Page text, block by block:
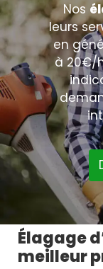
Nos
leurs
en
à 20€/
Élagage
meilleur